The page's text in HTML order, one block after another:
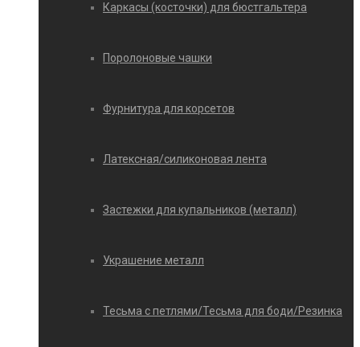
Каркасы (косточки) для бюстгальтера
Поролоновые чашки
Фурнитура для корсетов
Латексная/силиконовая лента
Застежки для купальников (металл)
Украшение металл
Тесьма с петлями/Тесьма для боди/Резинка